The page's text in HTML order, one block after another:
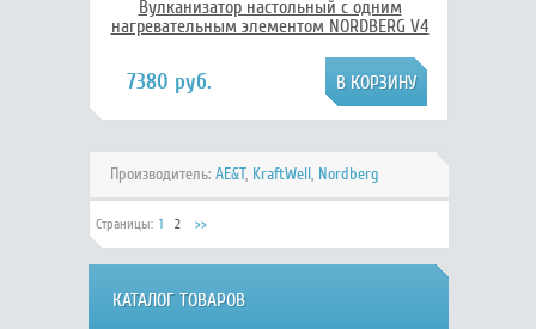
Вулканизатор настольный с одним
нагревательным элементом NORDBERG V4
7380 руб.
Производитель: AE&T, KraftWell, Nordberg
Страницы: 1 2 >>
КАТАЛОГ ТОВАРОВ